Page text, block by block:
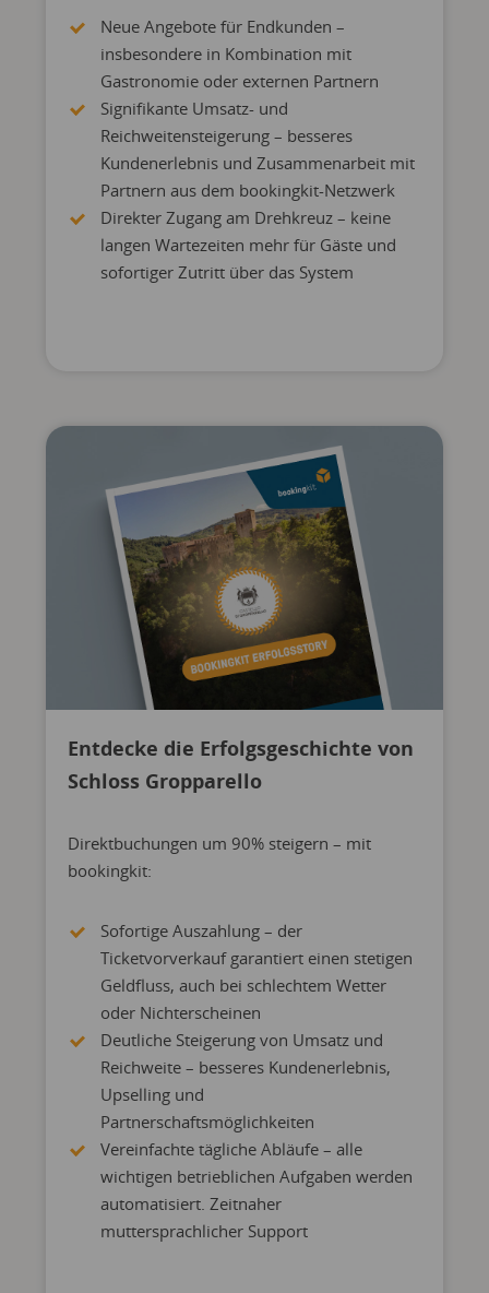
Neue Angebote für Endkunden –
insbesondere in Kombination mit
Gastronomie oder externen Partnern
Signifikante Umsatz- und
Reichweitensteigerung – besseres
Kundenerlebnis und Zusammenarbeit mit
Partnern aus dem bookingkit-Netzwerk
Direkter Zugang am Drehkreuz – keine
langen Wartezeiten mehr für Gäste und
sofortiger Zutritt über das System
Entdecke die Erfolgsgeschichte von
Schloss Gropparello
Direktbuchungen um 90% steigern – mit
bookingkit:
Sofortige Auszahlung – der
Ticketvorverkauf garantiert einen stetigen
Geldfluss, auch bei schlechtem Wetter
oder Nichterscheinen
Deutliche Steigerung von Umsatz und
Reichweite – besseres Kundenerlebnis,
Upselling und
Partnerschaftsmöglichkeiten
Vereinfachte tägliche Abläufe – alle
wichtigen betrieblichen Aufgaben werden
automatisiert. Zeitnaher
muttersprachlicher Support